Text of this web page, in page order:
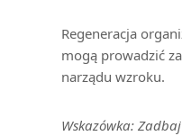
Regeneracja
mogą prowadzić
narządu wzroku.
Wskazówka: